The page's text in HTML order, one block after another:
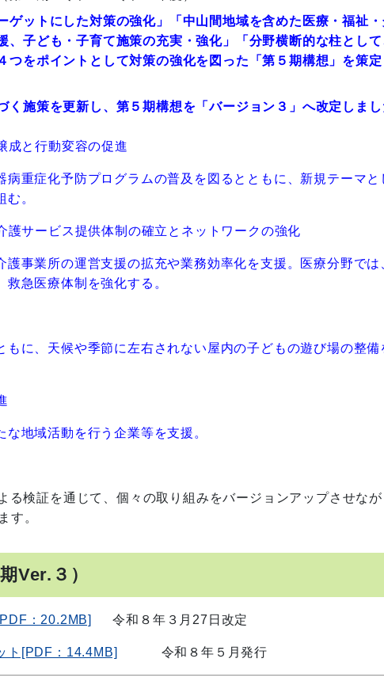
ゲットにした対策の強化」「中山間地域を含めた医療・福祉
、子ども・子育て施策の充実・強化」「分野横断的な柱とし
つをポイントとして対策の強化を図った「第５期構想」を策
く施策を更新 し、第５期構想を「バージョン３」へ改定しま
成と行動変容の促進
病重症化予防プログラムの普及を図るとともに、新規テーマと
。
サービス提供体制の確立とネットワークの強化
護事業所の運営支援の拡充や業務効率化を支援。医療分野では
急医療体制を強化する。
もに、天候や季節に左右されない屋内の子どもの遊び場の整備
地域活動を行う企業等を支援。
検証を通じて、個々の取り組みをバージョンアップさせな
す。
Ver.３ ）
：20.2MB] 令和８年３月27日改定
ト[PDF：14.4MB] 令和８年５月発行